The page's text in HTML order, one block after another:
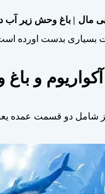
مال | باغ وحش زیر آب
بسیاری بدست اورده
و
شامل دو قسمت عمده